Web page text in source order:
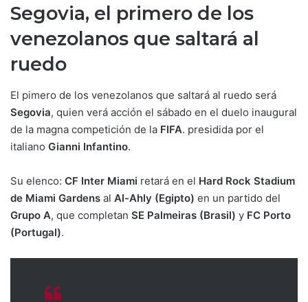
Segovia, el primero de los
venezolanos que saltará al
ruedo
El pimero de los venezolanos que saltará al ruedo será
Segovia, quien verá acción el sábado en el duelo inaugural
de la magna competición de la FIFA. presidida por el
italiano Gianni Infantino.
Su elenco: CF Inter Miami retará en el Hard Rock Stadium
de Miami Gardens al Al-Ahly (Egipto) en un partido del
Grupo A, que completan SE Palmeiras (Brasil) y FC Porto
(Portugal).